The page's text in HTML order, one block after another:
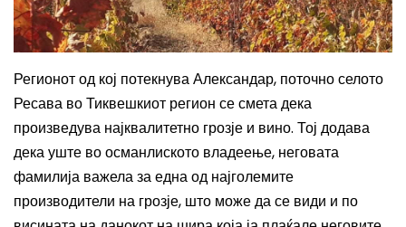
Регионот од кој потекнува Александар, поточно селото
Ресава во Тиквешкиот регион се смета дека
произведува најквалитетно грозје и вино. Тој додава
дека уште во османлиското владеење, неговата
фамилија важела за една од најголемите
производители на грозје, што може да се види и по